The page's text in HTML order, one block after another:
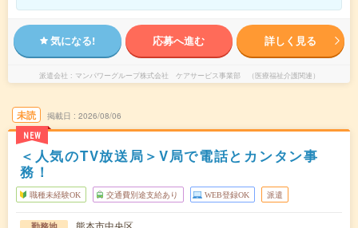
気になる! 応募へ進む 詳しく見る
派遣会社 マンパワーグループ株式会社 ケアサービス事業部 （医療福祉介護関連）
未読
NEW
掲載日 2026/08/06
＜人気のTV放送局＞V局で電話とカンタン事
務！
職種未経験OK 交通費別途支給あり WEB登録OK 派遣
熊本市中央区